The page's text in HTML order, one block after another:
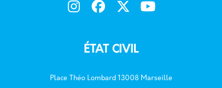
ÉTAT CIVIL
Place Théo Lombard 13008 Marseille